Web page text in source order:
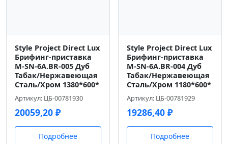
Style Project Direct Lux
Брифинг-приставка
M-SN-6A.BR-005 Дуб
Табак/Нержавеющая
Сталь/Хром 1380*600*
Артикул: ЦБ-00781930
20059,20 ₽
Подробнее
Style Project Direct Lux
Брифинг-приставка
M-SN-6A.BR-004 Дуб
Табак/Нержавеющая
Сталь/Хром 1180*600*
Артикул: ЦБ-00781929
19286,40 ₽
Подробнее